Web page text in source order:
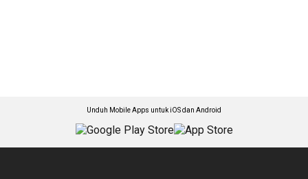
Unduh Mobile Apps untuk iOS dan Android